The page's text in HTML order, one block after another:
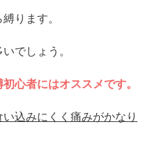
ります。
でしょう。
心者にはオススメです。
込みにくく痛みがかなり